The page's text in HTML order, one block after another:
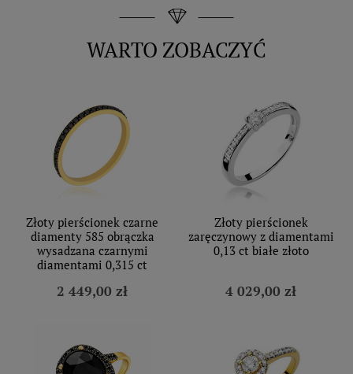
WARTO ZOBACZYĆ
Złoty pierścionek czarne
diamenty 585 obrączka
wysadzana czarnymi
diamentami 0,315 ct
2 449,00 zł
Złoty pierścionek
zaręczynowy z diamentami
0,13 ct białe złoto
4 029,00 zł